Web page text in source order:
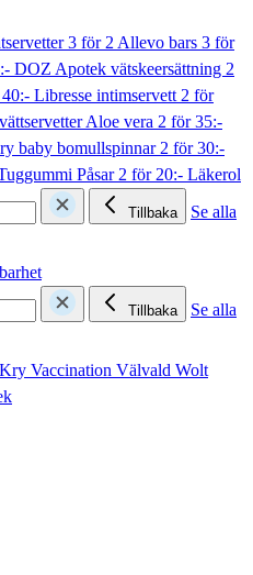
3 för 2 Allevo bars 3 för
DOZ Apotek vätskeersättning 2
Libresse intimservett2 för
Aloe vera 2 för 35:-
baby bomullspinnar2 för 30:-
Påsar2 för 20:- Läkerol
Tillbaka
Se alla
Tillbaka
Se alla
Kry Vaccination Välvald Wolt